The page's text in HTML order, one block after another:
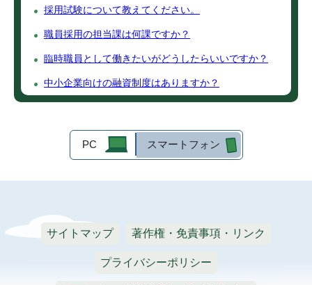
採用試験について教えてください。
職員採用の担当課は何課ですか？
臨時職員として働きたいがどうしたらいいですか？
中小企業向けの融資制度はありますか？
PC スマートフォン
サイトマップ 著作権・免責事項・リンク
プライバシーポリシー